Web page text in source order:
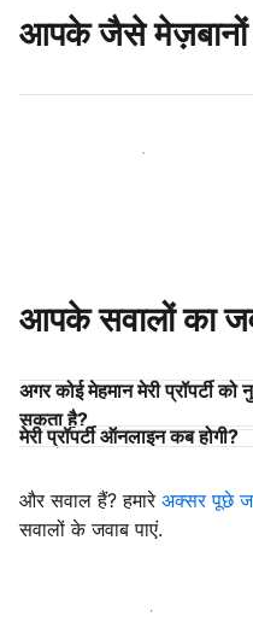
आपके जैसे मेज़बानों
अपने जैसे मेज़बानों के साथ जुड़ें
आपके सवालों का
अगर कोई मेहमान मेरी प्रॉपर्टी
सकता है?
मेरी प्रॉपर्टी ऑनलाइन कब होगी?
और सवाल हैं? हमारे अक्सर पूछे
सवालों के जवाब पाएं.
मेहमानों का स्वागत करना शुरू करें